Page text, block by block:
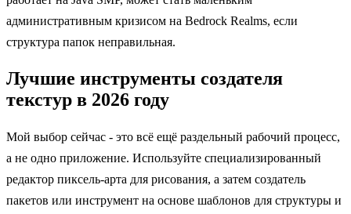
административным кризисом на Bedrock Realms, если
структура папок неправильная.
Лучшие инструменты создателя
текстур в 2026 году
Мой выбор сейчас - это всё ещё раздельный рабочий процесс,
а не одно приложение. Используйте специализированный
редактор пиксель-арта для рисования, а затем создатель
пакетов или инструмент на основе шаблонов для структуры и